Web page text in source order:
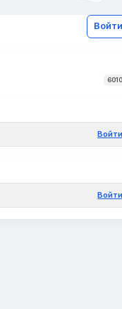
Войти
Войти
Войти